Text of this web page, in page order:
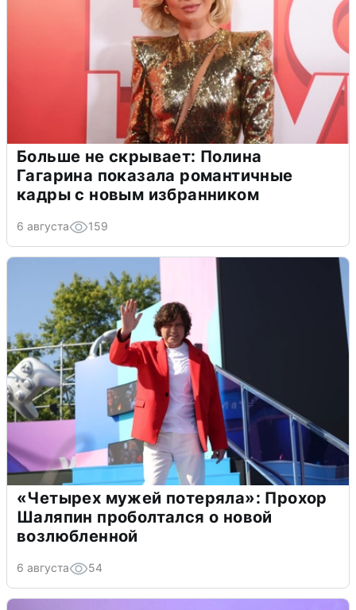
Больше не скрывает: Полина
Гагарина показала романтичные
кадры с новым избранником
6 августа 159
«Четырех мужей потеряла»: Прохор
Шаляпин проболтался о новой
возлюбленной
6 августа 54